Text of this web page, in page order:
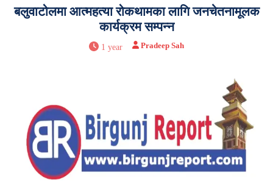
बलुवाटोलमा आत्महत्या रोकथामका लागि जनचेतनामूलक
कार्यक्रम सम्पन्न
1 year Pradeep Sah